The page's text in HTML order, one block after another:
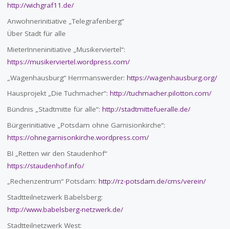
http://wichgraf11.de/
Anwohnerinitiative „Telegrafenberg“
Über Stadt für alle
MieterInneninitiative „Musikerviertel“:
https://musikerviertel.wordpress.com/
„Wagenhausburg“ Herrmanswerder: https://wagenhausburg.org/
Hausprojekt „Die Tuchmacher“: http://tuchmacher.pilotton.com/
Bündnis „Stadtmitte für alle“: http://stadtmittefueralle.de/
Bürgerinitiative „Potsdam ohne Garnisionkirche“:
https://ohnegarnisonkirche.wordpress.com/
BI „Retten wir den Staudenhof“
https://staudenhof.info/
„Rechenzentrum“ Potsdam: http://rz-potsdam.de/cms/verein/
Stadtteilnetzwerk Babelsberg:
http://www.babelsberg-netzwerk.de/
Stadtteilnetzwerk West: